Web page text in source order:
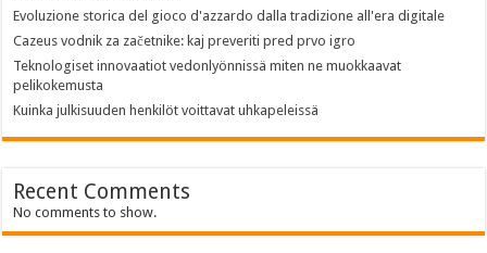
Evoluzione storica del gioco d'azzardo dalla tradizione all'era digitale
Cazeus vodnik za začetnike: kaj preveriti pred prvo igro
Teknologiset innovaatiot vedonlyönnissä miten ne muokkaavat
pelikokemusta
Kuinka julkisuuden henkilöt voittavat uhkapeleissä
Recent Comments
No comments to show.